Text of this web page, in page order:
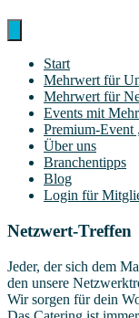
Start
Mehr­wert für
Mehr­wert für
Events mit
Pre­­mi­um-Event
Über uns
Bran­chen­tipps
Blog
Log­in für
Netz­wert-Tref­fen
Jeder, der sich dem
den unse­re
Wir sor­gen für dein